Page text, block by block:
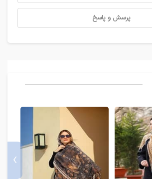
پرسش و پاسخ
›